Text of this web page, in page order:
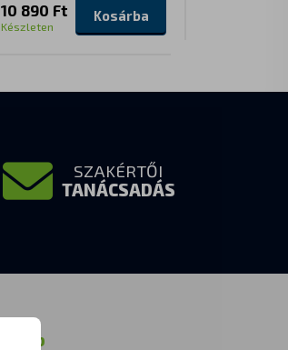
10 890 Ft
Készleten
Kosárba
SZAKÉRTŐI
TANÁCSADÁS
Egyéb